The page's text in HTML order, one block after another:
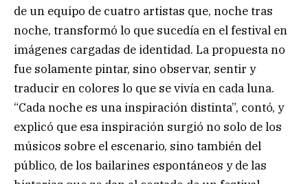
de un equipo de cuatro artistas que, noche tras
noche, transformó lo que sucedía en el festival en
imágenes cargadas de identidad. La propuesta no
fue solamente pintar, sino observar, sentir y
traducir en colores lo que se vivía en cada luna.
“Cada noche es una inspiración distinta”, contó, y
explicó que esa inspiración surgió no solo de los
músicos sobre el escenario, sino también del
público, de los bailarines espontáneos y de las